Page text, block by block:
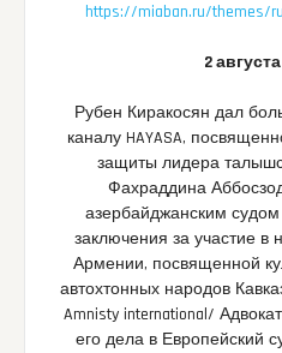
https://miaban.ru/themes/
2
Рубен Киракосян дал
каналу HAYASA,
защиты лидера
Фахраддина
азербайджанским
заключения за участие в
Армении, посвященной
автохтонных народов
Amnisty international/
его дела в Европейский